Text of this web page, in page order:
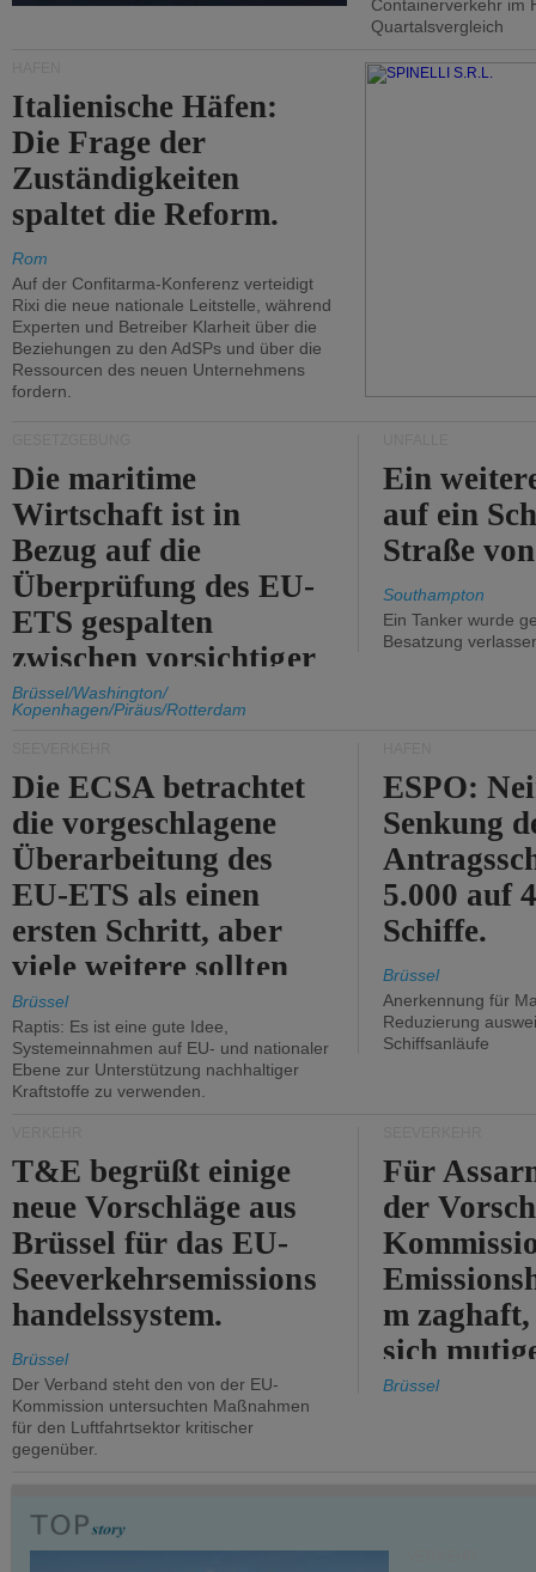
Containerverkehr im
Quartalsvergleich
Italienische Häfen:
Die Frage der
Zuständigkeiten
spaltet die Reform.
Rom
Auf der Confitarma-Konferenz verteidigt
Rixi die neue nationale Leitstelle, während
Experten und Betreiber Klarheit über die
Beziehungen zu den AdSPs und über die
Ressourcen des neuen Unternehmens
fordern.
Die maritime
Wirtschaft ist in
Bezug auf die
Überprüfung des EU-
ETS gespalten
zwischen vorsichtiger
Unterstützung und
Kritik.
Brüssel/Washington/
Kopenhagen/Piräus/Rotterdam
Ein
auf ein
Straße
Southampton
Ein Tanker wurde
Besatzung
Die ECSA betrachtet
die vorgeschlagene
Überarbeitung des
EU-ETS als einen
ersten Schritt, aber
viele weitere sollten
folgen.
Brüssel
Raptis: Es ist eine gute Idee,
Systemeinnahmen auf EU- und nationaler
Ebene zur Unterstützung nachhaltiger
Kraftstoffe zu verwenden.
ESPO:
Senkung
5.000 auf
Schiffe.
Brüssel
Anerkennung für
Reduzierung
Schiffsanläufe
T&E begrüßt einige
neue Vorschläge aus
Brüssel für das EU-
Seeverkehrsemissions
handelssystem.
Brüssel
Der Verband steht den von der EU-
Kommission untersuchten Maßnahmen
für den Luftfahrtsektor kritischer
gegenüber.
Für
der
m
sich
Brüssel